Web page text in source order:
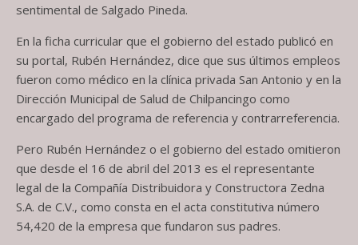
sentimental de Salgado Pineda.
En la ficha curricular que el gobierno del estado publicó en
su portal, Rubén Hernández, dice que sus últimos empleos
fueron como médico en la clínica privada San Antonio y en la
Dirección Municipal de Salud de Chilpancingo como
encargado del programa de referencia y contrarreferencia.
Pero Rubén Hernández o el gobierno del estado omitieron
que desde el 16 de abril del 2013 es el representante
legal de la Compañía Distribuidora y Constructora Zedna
S.A. de C.V., como consta en el acta constitutiva número
54,420 de la empresa que fundaron sus padres.